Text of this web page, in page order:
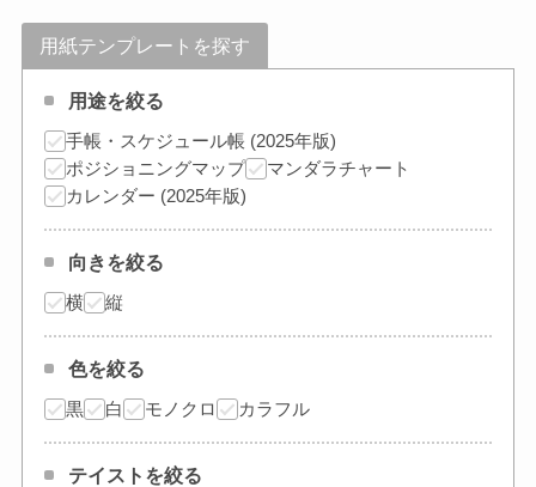
用紙テンプレートを探す
用途を絞る
手帳・スケジュール帳 (2025年版)
ポジショニングマップ
マンダラチャート
カレンダー (2025年版)
向きを絞る
横 縦
色を絞る
黒 白 モノクロ カラフル
テイストを絞る